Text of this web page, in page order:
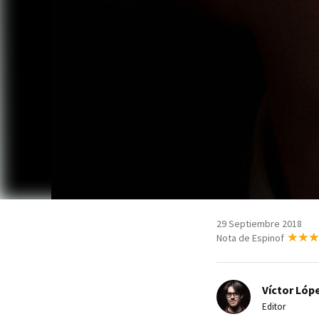
29 Septiembre 2018
Nota de Espinof
Víctor
Editor